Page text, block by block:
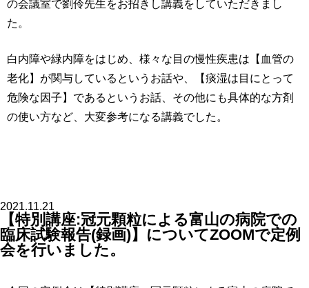
の会議室で劉伶先生をお招きし講義をしていただきまし
た。
白内障や緑内障をはじめ、様々な目の慢性疾患は【血管の
老化】が関与しているというお話や、【痰湿は目にとって
危険な因子】であるというお話、その他にも具体的な方剤
の使い方など、大変参考になる講義でした。
2021.11.21
【特別講座:冠元顆粒による富山の病院での
臨床試験報告(録画)】についてZOOMで定例
会を行いました。